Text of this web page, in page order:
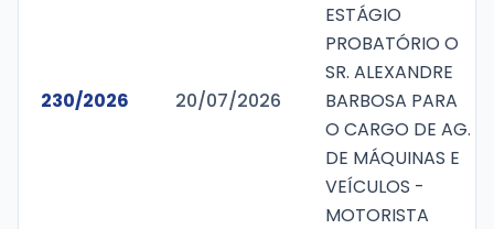
230/2026 20/07/2026
ESTÁGIO
PROBATÓRIO O
SR. ALEXANDRE
BARBOSA PARA
O CARGO DE AG.
DE MÁQUINAS E
VEÍCULOS -
MOTORISTA